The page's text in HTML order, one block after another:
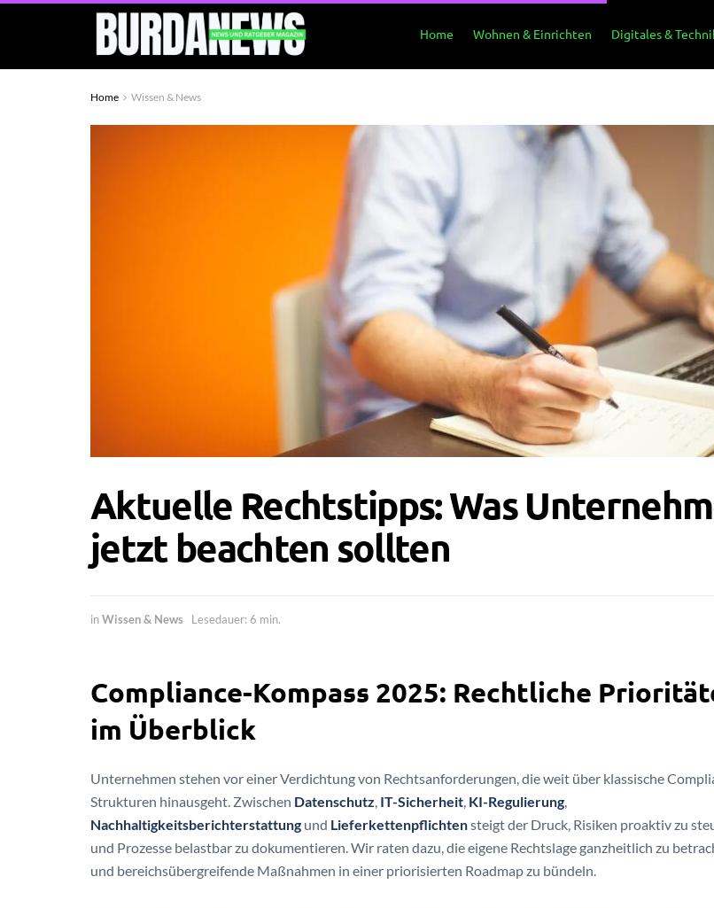
Home Wohnen & Einrichten Digitales &
Home Wissen & News
Aktuelle Rechtstipps: Was
jetzt beachten sollten
inWissen & News Lesedauer: 6 min.
Compliance-Kompass 2025: Rechtliche
im Überblick
Unternehmen stehen vor einer Verdichtung von Rechtsanforderungen, die weit über klassische
Strukturen hinausgeht. Zwischen Datenschutz, IT-Sicherheit, KI-Regulierung,
Nachhaltigkeitsberichterstattung und Lieferkettenpflichtensteigt der Druck, Risiken proaktiv zu
und Prozesse belastbar zu dokumentieren. Wir raten dazu, die eigene Rechtslage ganzheitlich zu
und bereichsübergreifende Maßnahmen in einer priorisierten Roadmap zu bündeln.